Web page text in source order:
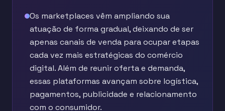
Os marketplaces vêm ampliando sua
atuação de forma gradual, deixando de ser
apenas canais de venda para ocupar etapas
cada vez mais estratégicas do comércio
digital. Além de reunir oferta e demanda,
essas plataformas avançam sobre logística,
pagamentos, publicidade e relacionamento
com o consumidor.